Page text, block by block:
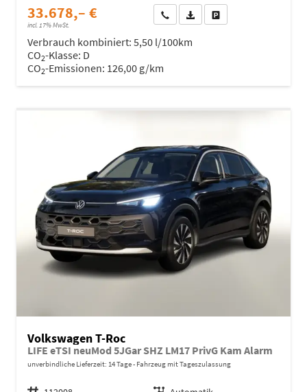
33.678,– €
incl. 17% MwSt.
Wir rufen Sie anFahrzeugexposé (PDF)
Verbrauch kombiniert: 5,50 l/100km
CO2-Klasse: D
CO2-Emissionen: 126,00 g/km
Volkswagen T-Roc
LIFE eTSI neuMod 5JGar SHZ LM17 PrivG Kam Alarm
unverbindliche Lieferzeit: 14 Tage Fahrzeug mit Tageszulassung